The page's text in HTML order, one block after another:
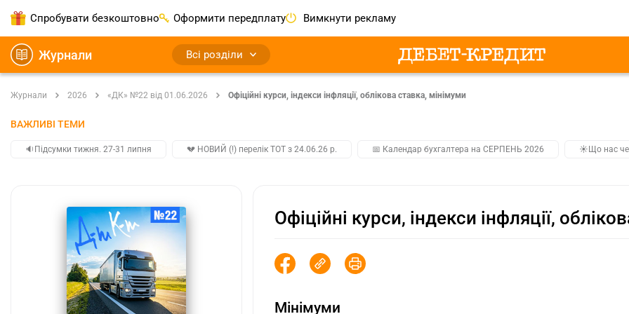
Спробувати безкоштовно Оформити передплату Вимкнути рекламу
Журнали Всі розділи
Журнали 2026 «ДК» №22 від 01.06.2026 Oфіційні курси, індекcи інфляції, облікова ставка, мінімуми
ВАЖЛИВІ ТЕМИ
🔉Підсумки тижня. 27-31 липня 💔 НОВИЙ (!) перелік ТОТ з 24.06.26 р. 📅 Календар бухгалтера на СЕРПЕНЬ 2026 ☀️Що нас
Oфіційні курси, індекcи інфляції,
Мінімуми